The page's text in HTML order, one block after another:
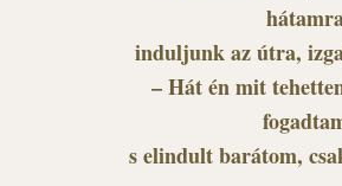
induljunk az útra,
– Hát én mit
s elindult barátom,